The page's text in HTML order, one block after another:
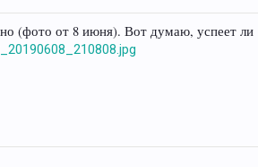
(фото от 8 июня). Вот думаю, успеет ли